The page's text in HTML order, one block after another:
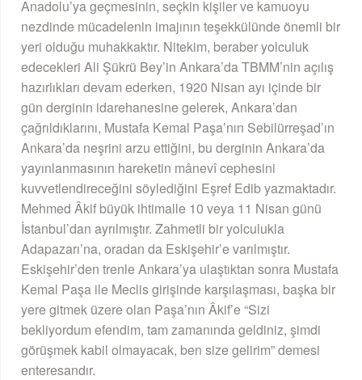
Anadolu’ya geçmesinin, seçkin kişiler ve kamuoyu
nezdinde mücadelenin imajının teşekkülünde önemli bir
yeri olduğu muhakkaktır. Nitekim, beraber yolculuk
edecekleri Ali Şükrü Bey’in Ankara’da TBMM’nin açılış
hazırlıkları devam ederken, 1920 Nisan ayı içinde bir
gün derginin idarehanesine gelerek, Ankara’dan
çağrıldıklarını, Mustafa Kemal Paşa’nın Sebilürreşad’ın
Ankara’da neşrini arzu ettiğini, bu derginin Ankara’da
yayınlanmasının hareketin mânevî cephesini
kuvvetlendireceğini söylediğini Eşref Edib yazmaktadır.
Mehmed Âkif büyük ihtimalle 10 veya 11 Nisan günü
İstanbul’dan ayrılmıştır. Zahmetli bir yolculukla
Adapazarı’na, oradan da Eskişehir’e varılmıştır.
Eskişehir’den trenle Ankara’ya ulaştıktan sonra Mustafa
Kemal Paşa ile Meclis girişinde karşılaşması, başka bir
yere gitmek üzere olan Paşa’nın Âkif’e “Sizi
bekliyordum efendim, tam zamanında geldiniz, şimdi
görüşmek kabil olmayacak, ben size gelirim” demesi
enteresandır.